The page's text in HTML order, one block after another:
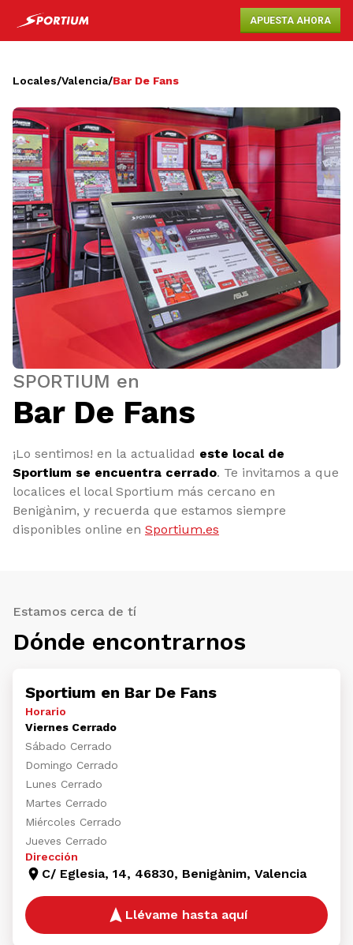
APUESTA AHORA
Locales/Valencia/Bar De Fans
SPORTIUM en
Bar De Fans
¡Lo sentimos! en la actualidad este local de
Sportium se encuentra cerrado. Te invitamos a que
localices el local Sportium más cercano en
Benigànim, y recuerda que estamos siempre
disponibles online en Sportium.es
Estamos cerca de tí
Dónde encontrarnos
Sportium en Bar De Fans
Horario
Viernes Cerrado
Sábado Cerrado
Domingo Cerrado
Lunes Cerrado
Martes Cerrado
Miércoles Cerrado
Jueves Cerrado
Dirección
C/ Eglesia, 14, 46830, Benigànim, Valencia
Llévame hasta aquí